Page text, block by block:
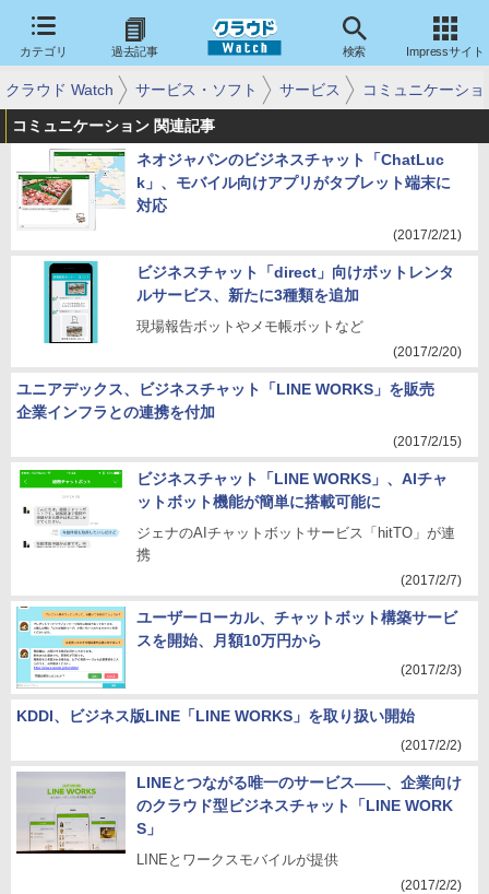
カテゴリ 過去記事 検索 Impressサイト
クラウド Watch サービス・ソフト サービス コミュニケーショ
コミュニケーション 関連記事
ネオジャパンのビジネスチャット「ChatLuc
k」、モバイル向けアプリがタブレット端末に
対応
(2017/2/21)
ビジネスチャット「direct」向けボットレンタ
ルサービス、新たに3種類を追加
現場報告ボットやメモ帳ボットなど
(2017/2/20)
ユニアデックス、ビジネスチャット「LINE WORKS」を販売
企業インフラとの連携を付加
(2017/2/15)
ビジネスチャット「LINE WORKS」、AIチャ
ットボット機能が簡単に搭載可能に
ジェナのAIチャットボットサービス「hitTO」が連
携
(2017/2/7)
ユーザーローカル、チャットボット構築サービ
スを開始、月額10万円から
(2017/2/3)
KDDI、ビジネス版LINE「LINE WORKS」を取り扱い開始
(2017/2/2)
LINEとつながる唯一のサービス――、企業向け
のクラウド型ビジネスチャット「LINE WORK
S」
LINEとワークスモバイルが提供
(2017/2/2)